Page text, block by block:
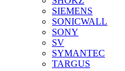
SIEMENS
SONICWALL
SONY
SV
SYMANTEC
TARGUS